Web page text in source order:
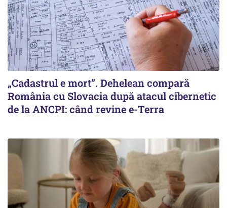
„Cadastrul e mort”. Dehelean compară
România cu Slovacia după atacul cibernetic
de la ANCPI: când revine e-Terra